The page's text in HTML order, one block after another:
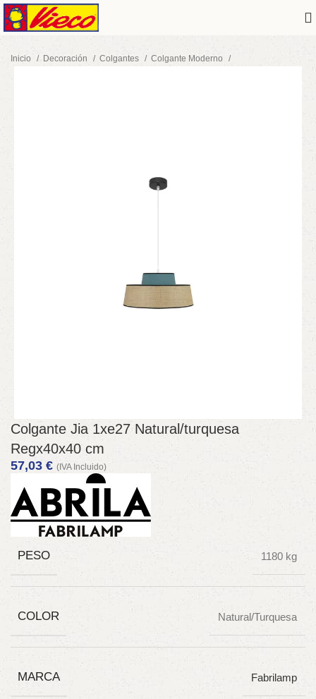
Inicio Decoración Colgantes Colgante Moderno
Colgante Jia 1xe27 Natural/turquesa
Regx40x40 cm
57,03 € (IVA Incluido)
PESO 1180 kg
COLOR Natural/Turquesa
MARCA Fabrilamp